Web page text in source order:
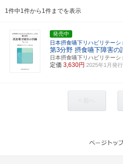
1件中1件から1件までを表示
発売中
日本摂食嚥下リハビリテー
第3分野 摂食嚥下障害の
日本摂食嚥下リハビリテー
定価 3,630円 2025年1月発行